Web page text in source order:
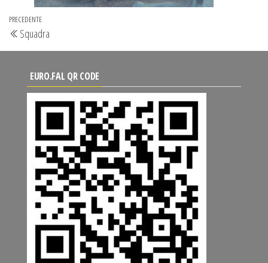
Navigazione
articoli
Articolo
precedente
PRECEDENTE
Squadra
EURO.FAL QR CODE